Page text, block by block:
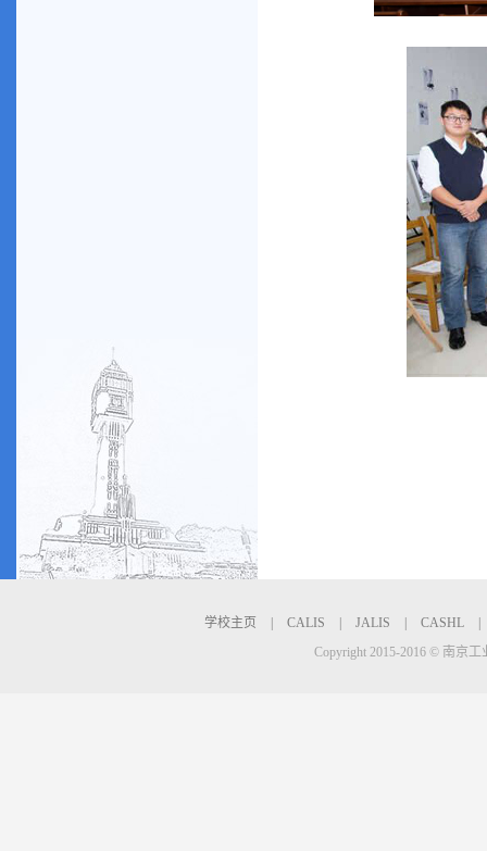
学校主页 CALIS JALIS CASHL
Copyright 2015-2016 © 南京工